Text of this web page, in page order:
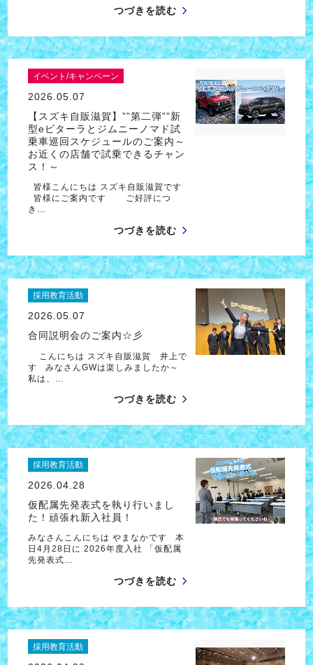
つづきを読む
イベント/キャンペーン
2026.05.07
【スズキ自販滋賀】””第二弾””新
型eビターラとジムニーノマド試
乗車巡回スケジュールのご案内～
お近くの店舗で試乗できるチャン
ス！～
皆様こんにちは スズキ自販滋賀です
皆様にご案内です ご好評につ
き…
つづきを読む
採用教育活動
2026.05.07
合同説明会のご案内☆彡
こんにちは スズキ自販滋賀 井上で
す みなさんGWは楽しみましたか～
私は、…
つづきを読む
採用教育活動
2026.04.28
仮配属先発表式を執り行いまし
た！頑張れ新入社員！
みなさんこんにちは やまなかです 本
日4月28日に 2026年度入社 「仮配属
先発表式…
つづきを読む
採用教育活動